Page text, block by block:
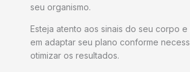
seu organismo.
Esteja atento aos sinais do seu corpo e
em adaptar seu plano conforme
otimizar os resultados.